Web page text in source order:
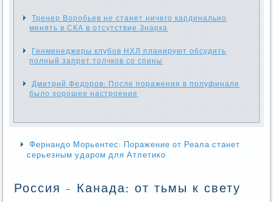
Тренер Воробьев не станет ничего кардинально
менять в СКА в отсутствие Знарка
Генменеджеры клубов НХЛ планируют обсудить
полный запрет толчков со спины
Дмитрий Федоров: После поражения в полуфинале
было хорошее настроение
Фернандо Морьентес: Поражение от Реала станет
серьезным ударом для Атлетико
Россия - Канада: от тьмы к свету